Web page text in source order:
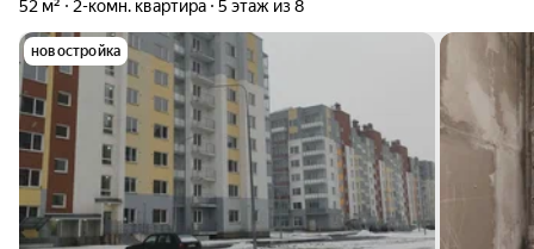
52 м² 2-комн. квартира 5 этаж из 8
новостройка